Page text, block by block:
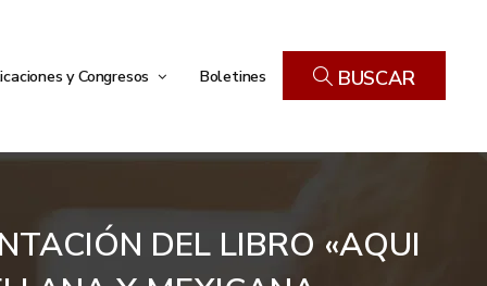
y Congresos Boletines BUSCAR
DEL LIBRO «AQUI